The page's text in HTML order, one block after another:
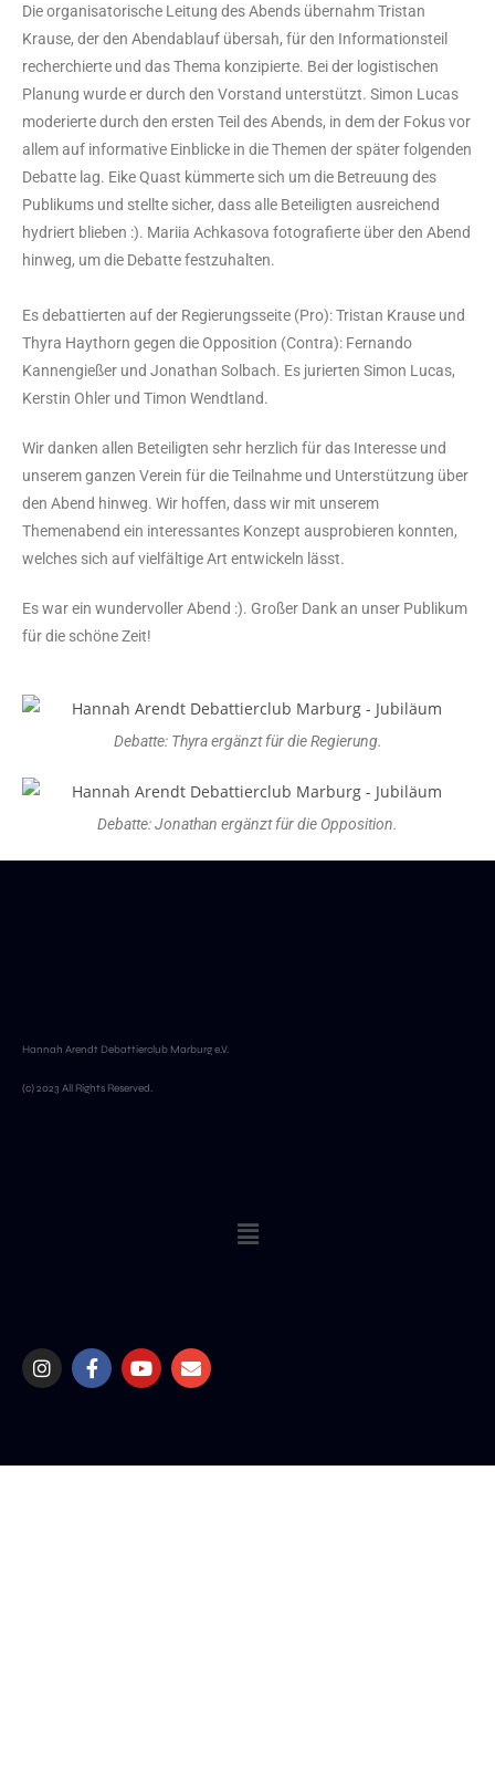
Die organisatorische Leitung des Abends übernahm Tristan
Krause, der den Abendablauf übersah, für den Informationsteil
recherchierte und das Thema konzipierte. Bei der logistischen
Planung wurde er durch den Vorstand unterstützt. Simon Lucas
moderierte durch den ersten Teil des Abends, in dem der Fokus vor
allem auf informative Einblicke in die Themen der später folgenden
Debatte lag. Eike Quast kümmerte sich um die Betreuung des
Publikums und stellte sicher, dass alle Beteiligten ausreichend
hydriert blieben :). Mariia Achkasova fotografierte über den Abend
hinweg, um die Debatte festzuhalten.
Es debattierten auf der Regierungsseite (Pro): Tristan Krause und
Thyra Haythorn gegen die Opposition (Contra): Fernando
Kannengießer und Jonathan Solbach. Es jurierten Simon Lucas,
Kerstin Ohler und Timon Wendtland.
Wir danken allen Beteiligten sehr herzlich für das Interesse und
unserem ganzen Verein für die Teilnahme und Unterstützung über
den Abend hinweg. Wir hoffen, dass wir mit unserem
Themenabend ein interessantes Konzept ausprobieren konnten,
welches sich auf vielfältige Art entwickeln lässt.
Es war ein wundervoller Abend :). Großer Dank an unser Publikum
für die schöne Zeit!
Debatte: Thyra ergänzt für die Regierung.
Debatte: Jonathan ergänzt für die Opposition.
Hannah Arendt Debattierclub Marburg e.V.
(c) 2023 All Rights Reserved.